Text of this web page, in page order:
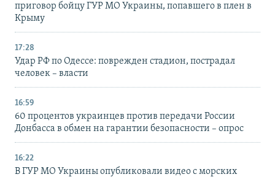
приговор бойцу ГУР МО Украины, попавшего в плен в
Крыму
17:28
Удар РФ по Одессе: поврежден стадион, пострадал
человек – власти
16:59
60 процентов украинцев против передачи России
Донбасса в обмен на гарантии безопасности – опрос
16:22
В ГУР МО Украины опубликовали видео с морских